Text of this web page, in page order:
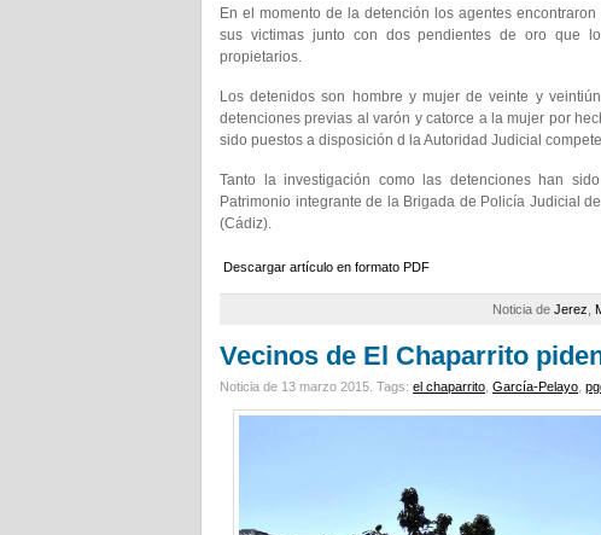
En el momento de la detención los agentes
sus victimas junto con dos pendientes de oro que
propietarios.
Los detenidos son hombre y mujer de veinte y
detenciones previas al varón y catorce a la mujer por
sido puestos a disposición d la Autoridad Judicial
Tanto la investigación como las detenciones han
Patrimonio integrante de la Brigada de Policía Judicial
(Cádiz).
Descargar artículo en formato PDF
Noticia de Jerez
Vecinos de El Chaparrito
Noticia de 13 marzo 2015. Tags: el chaparrito García-Pelayo